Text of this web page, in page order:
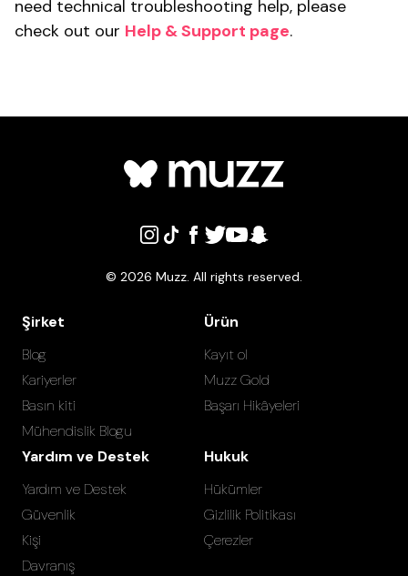
need technical troubleshooting help, please
check out our Help & Support page.
© 2026 Muzz. All rights reserved.
Şirket
Blog
Kariyerler
Basın kiti
Mühendislik Blogu
Ürün
Kayıt ol
Muzz Gold
Başarı Hikâyeleri
Yardım ve Destek
Yardım ve Destek
Güvenlik
Kişi
Davranış
Hukuk
Hükümler
Gizlilik Politikası
Çerezler